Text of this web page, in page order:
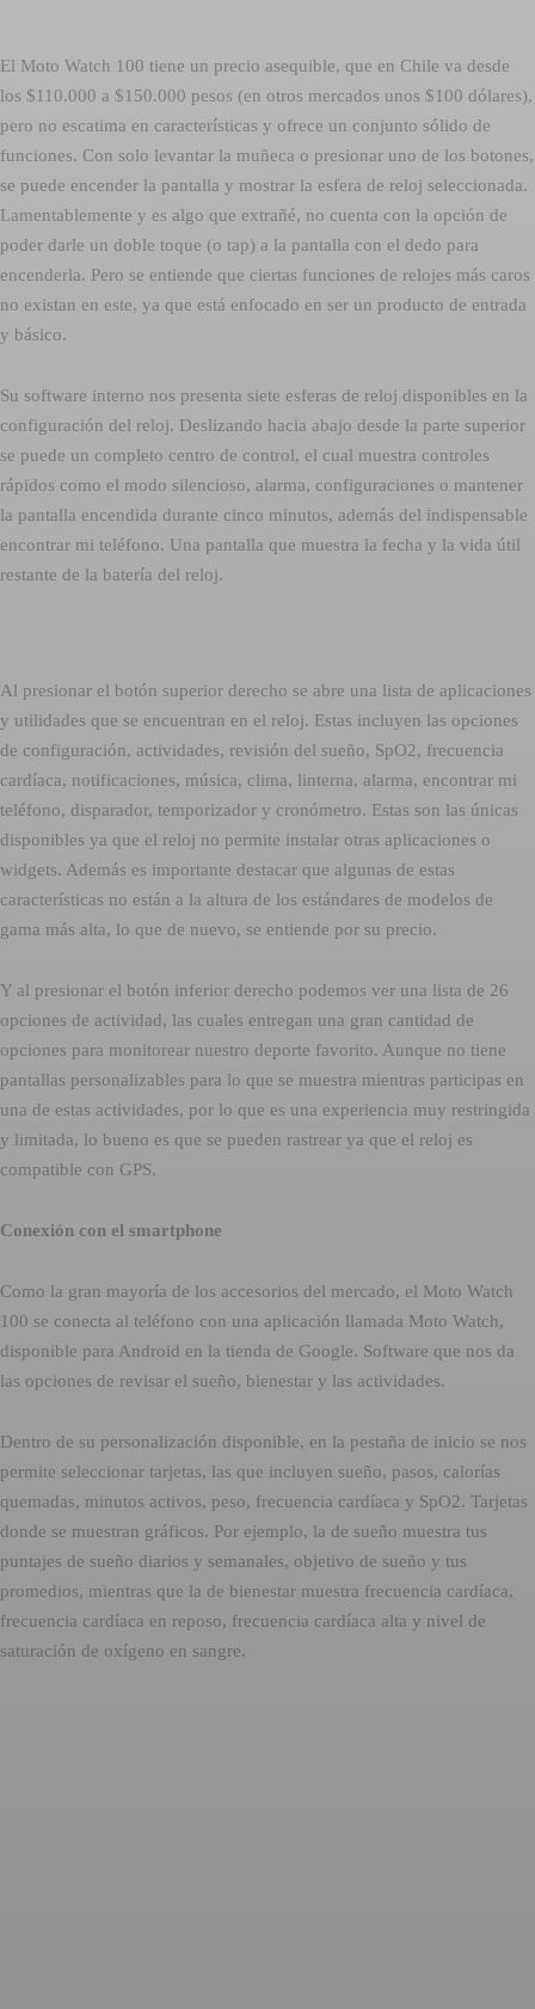
El Moto Watch 100 tiene un precio asequible, que en Chile va desde
los $110.000 a $150.000 pesos (en otros mercados unos $100 dólares),
pero no escatima en características y ofrece un conjunto sólido de
funciones. Con solo levantar la muñeca o presionar uno de los botones,
se puede encender la pantalla y mostrar la esfera de reloj seleccionada.
Lamentablemente y es algo que extrañé, no cuenta con la opción de
poder darle un doble toque (o tap) a la pantalla con el dedo para
encenderla. Pero se entiende que ciertas funciones de relojes más caros
no existan en este, ya que está enfocado en ser un producto de entrada
y básico.
Su software interno nos presenta siete esferas de reloj disponibles en la
configuración del reloj. Deslizando hacia abajo desde la parte superior
se puede un completo centro de control, el cual muestra controles
rápidos como el modo silencioso, alarma, configuraciones o mantener
la pantalla encendida durante cinco minutos, además del indispensable
encontrar mi teléfono. Una pantalla que muestra la fecha y la vida útil
restante de la batería del reloj.
Al presionar el botón superior derecho se abre una lista de aplicaciones
y utilidades que se encuentran en el reloj. Estas incluyen las opciones
de configuración, actividades, revisión del sueño, SpO2, frecuencia
cardíaca, notificaciones, música, clima, linterna, alarma, encontrar mi
teléfono, disparador, temporizador y cronómetro. Estas son las únicas
disponibles ya que el reloj no permite instalar otras aplicaciones o
widgets. Además es importante destacar que algunas de estas
características no están a la altura de los estándares de modelos de
gama más alta, lo que de nuevo, se entiende por su precio.
Y al presionar el botón inferior derecho podemos ver una lista de 26
opciones de actividad, las cuales entregan una gran cantidad de
opciones para monitorear nuestro deporte favorito. Aunque no tiene
pantallas personalizables para lo que se muestra mientras participas en
una de estas actividades, por lo que es una experiencia muy restringida
y limitada, lo bueno es que se pueden rastrear ya que el reloj es
compatible con GPS.
Conexión con el smartphone
Como la gran mayoría de los accesorios del mercado, el Moto Watch
100 se conecta al teléfono con una aplicación llamada Moto Watch,
disponible para Android en la tienda de Google. Software que nos da
las opciones de revisar el sueño, bienestar y las actividades.
Dentro de su personalización disponible, en la pestaña de inicio se nos
permite seleccionar tarjetas, las que incluyen sueño, pasos, calorías
quemadas, minutos activos, peso, frecuencia cardíaca y SpO2. Tarjetas
donde se muestran gráficos. Por ejemplo, la de sueño muestra tus
puntajes de sueño diarios y semanales, objetivo de sueño y tus
promedios, mientras que la de bienestar muestra frecuencia cardíaca,
frecuencia cardíaca en reposo, frecuencia cardíaca alta y nivel de
saturación de oxígeno en sangre.